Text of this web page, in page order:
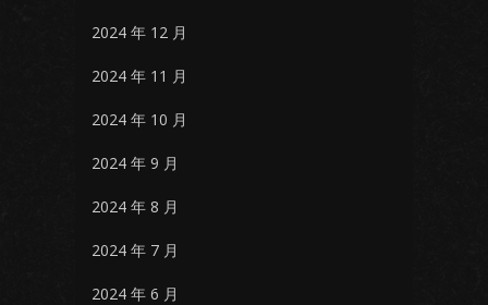
2024 年 12 月
2024 年 11 月
2024 年 10 月
2024 年 9 月
2024 年 8 月
2024 年 7 月
2024 年 6 月